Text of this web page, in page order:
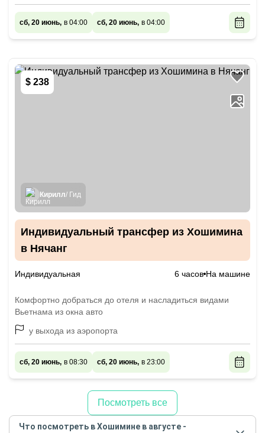
сб, 20 июнь, в 04:00 сб, 20 июнь, в 04:00
$ 238
Кирилл/ Гид
Индивидуальный трансфер из Хошимина
в Нячанг
Индивидуальная 6 часов На машине
Комфортно добраться до отеля и насладиться видами
Вьетнама из окна авто
у выхода из аэропорта
сб, 20 июнь, в 08:30 сб, 20 июнь, в 23:00
Посмотреть все
Что посмотреть в Хошимине в августе -